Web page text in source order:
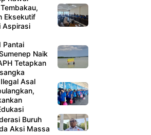
Eksekutif
Aspirasi
Pantai
Naik
Tetapkan
Asal
Buruh
Aksi Massa